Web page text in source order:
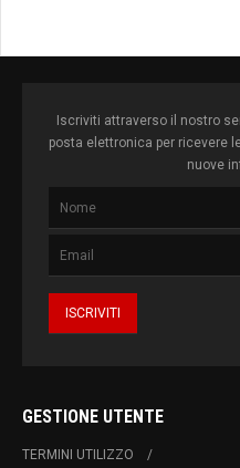
Iscriviti attraverso il nostro
posta elettronica per ricevere
nuove
GESTIONE UTENTE
TERMINI UTILIZZO